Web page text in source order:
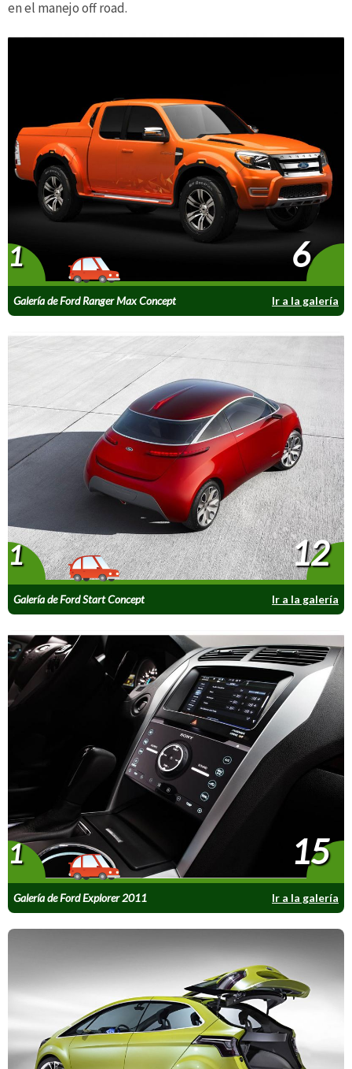
en el manejo off road.
Galería de Ford Ranger Max Concept Ir a la galería
1 6
Galería de Ford Start Concept Ir a la galería
1 12
Galería de Ford Explorer 2011 Ir a la galería
1 15